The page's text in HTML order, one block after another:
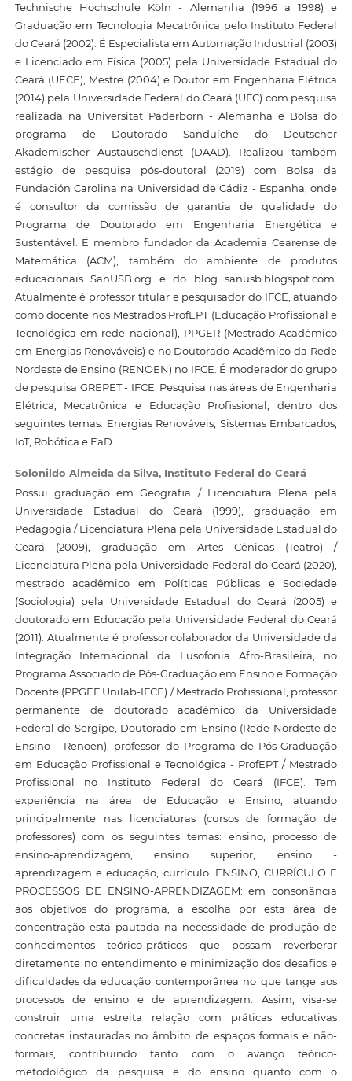
Technische Hochschule Köln - Alemanha (1996 a 1998) e
Graduação em Tecnologia Mecatrônica pelo Instituto Federal
do Ceará (2002). É Especialista em Automação Industrial (2003)
e Licenciado em Física (2005) pela Universidade Estadual do
Ceará (UECE), Mestre (2004) e Doutor em Engenharia Elétrica
(2014) pela Universidade Federal do Ceará (UFC) com pesquisa
realizada na Universität Paderborn - Alemanha e Bolsa do
programa de Doutorado Sanduíche do Deutscher
Akademischer Austauschdienst (DAAD). Realizou também
estágio de pesquisa pós-doutoral (2019) com Bolsa da
Fundación Carolina na Universidad de Cádiz - Espanha, onde
é consultor da comissão de garantia de qualidade do
Programa de Doutorado em Engenharia Energética e
Sustentável. É membro fundador da Academia Cearense de
Matemática (ACM), também do ambiente de produtos
educacionais SanUSB.org e do blog sanusb.blogspot.com.
Atualmente é professor titular e pesquisador do IFCE, atuando
como docente nos Mestrados ProfEPT (Educação Profissional e
Tecnológica em rede nacional), PPGER (Mestrado Acadêmico
em Energias Renováveis) e no Doutorado Acadêmico da Rede
Nordeste de Ensino (RENOEN) no IFCE. É moderador do grupo
de pesquisa GREPET - IFCE. Pesquisa nas áreas de Engenharia
Elétrica, Mecatrônica e Educação Profissional, dentro dos
seguintes temas: Energias Renováveis, Sistemas Embarcados,
IoT, Robótica e EaD.
Solonildo Almeida da Silva, Instituto Federal do Ceará
Possui graduação em Geografia / Licenciatura Plena pela
Universidade Estadual do Ceará (1999), graduação em
Pedagogia / Licenciatura Plena pela Universidade Estadual do
Ceará (2009), graduação em Artes Cênicas (Teatro) /
Licenciatura Plena pela Universidade Federal do Ceará (2020),
mestrado acadêmico em Políticas Públicas e Sociedade
(Sociologia) pela Universidade Estadual do Ceará (2005) e
doutorado em Educação pela Universidade Federal do Ceará
(2011). Atualmente é professor colaborador da Universidade da
Integração Internacional da Lusofonia Afro-Brasileira, no
Programa Associado de Pós-Graduação em Ensino e Formação
Docente (PPGEF Unilab-IFCE) / Mestrado Profissional, professor
permanente de doutorado acadêmico da Universidade
Federal de Sergipe, Doutorado em Ensino (Rede Nordeste de
Ensino - Renoen), professor do Programa de Pós-Graduação
em Educação Profissional e Tecnológica - ProfEPT / Mestrado
Profissional no Instituto Federal do Ceará (IFCE). Tem
experiência na área de Educação e Ensino, atuando
principalmente nas licenciaturas (cursos de formação de
professores) com os seguintes temas: ensino, processo de
ensino-aprendizagem, ensino superior, ensino -
aprendizagem e educação, currículo. ENSINO, CURRÍCULO E
PROCESSOS DE ENSINO-APRENDIZAGEM: em consonância
aos objetivos do programa, a escolha por esta área de
concentração está pautada na necessidade de produção de
conhecimentos teórico-práticos que possam reverberar
diretamente no entendimento e minimização dos desafios e
dificuldades da educação contemporânea no que tange aos
processos de ensino e de aprendizagem. Assim, visa-se
construir uma estreita relação com práticas educativas
concretas instauradas no âmbito de espaços formais e não-
formais, contribuindo tanto com o avanço teórico-
metodológico da pesquisa e do ensino quanto com o